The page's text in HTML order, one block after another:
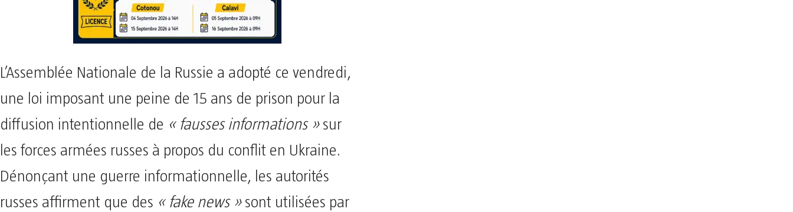
L’Assemblée Nationale de la Russie a adopté ce vendredi,
une loi imposant une peine de 15 ans de prison pour la
diffusion intentionnelle de « fausses informations »sur
les forces armées russes à propos du conflit en Ukraine.
Dénonçant une guerre informationnelle, les autorités
russes affirment que des « fake news »sont utilisées par